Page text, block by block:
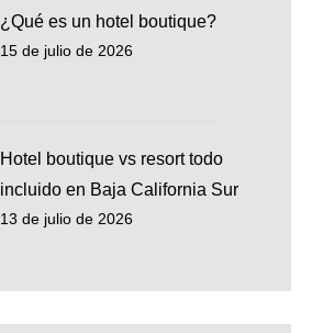
¿Qué es un hotel boutique?
15 de julio de 2026
Hotel boutique vs resort todo
incluido en Baja California Sur
13 de julio de 2026